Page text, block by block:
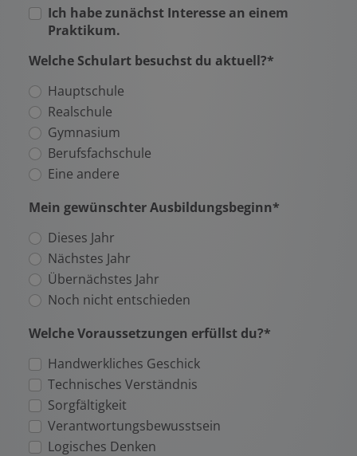
Ich habe zunächst Interesse an einem
Praktikum.
Welche Schulart besuchst du aktuell?*
Hauptschule
Realschule
Gymnasium
Berufsfachschule
Eine andere
Mein gewünschter Ausbildungsbeginn*
Dieses Jahr
Nächstes Jahr
Übernächstes Jahr
Noch nicht entschieden
Welche Voraussetzungen erfüllst du?*
Handwerkliches Geschick
Technisches Verständnis
Sorgfältigkeit
Verantwortungsbewusstsein
Logisches Denken